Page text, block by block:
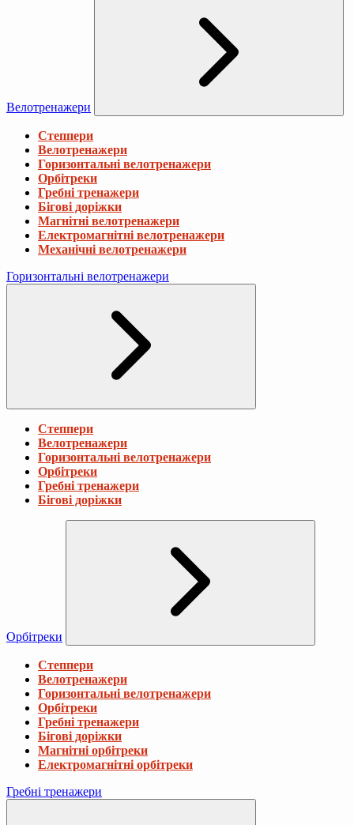
Велотренажери
Степпери
Велотренажери
Горизонтальні велотренажери
Орбітреки
Гребні тренажери
Бігові доріжки
Магнітні велотренажери
Електромагнітні велотренажери
Механічні велотренажери
Горизонтальні велотренажери
Степпери
Велотренажери
Горизонтальні велотренажери
Орбітреки
Гребні тренажери
Бігові доріжки
Орбітреки
Степпери
Велотренажери
Горизонтальні велотренажери
Орбітреки
Гребні тренажери
Бігові доріжки
Магнітні орбітреки
Електромагнітні орбітреки
Гребні тренажери